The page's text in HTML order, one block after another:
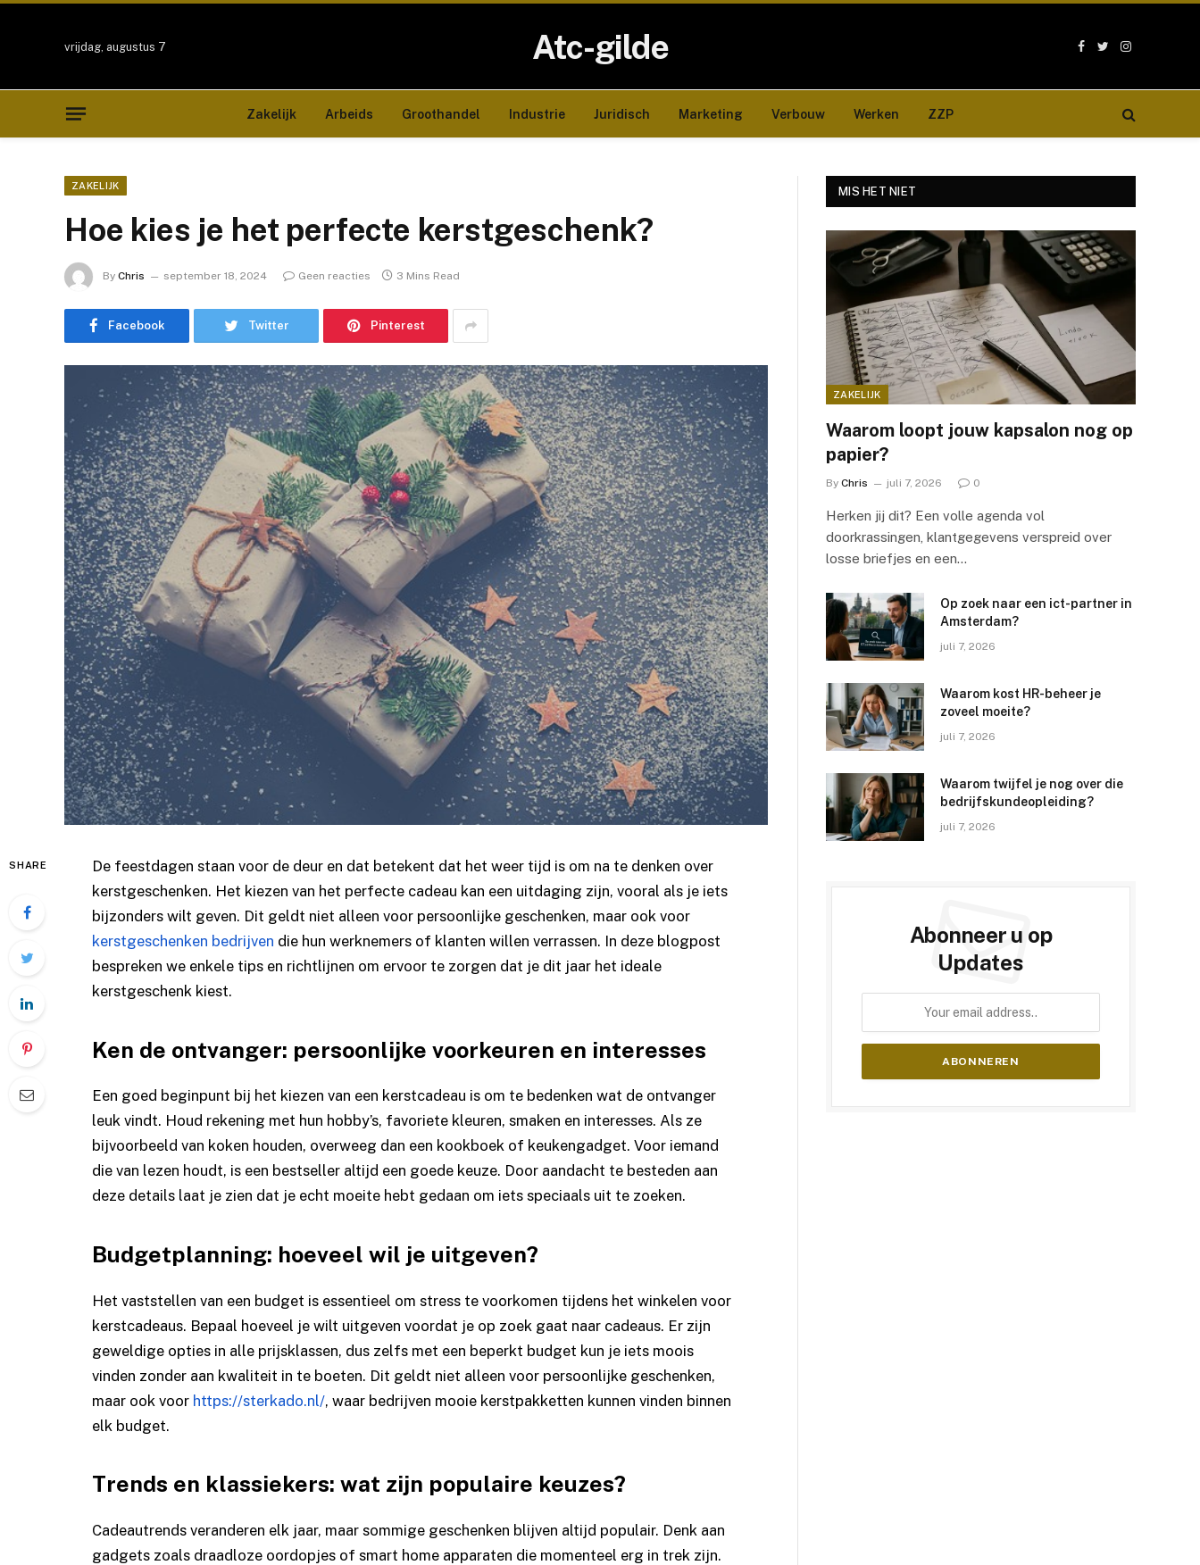
vrijdag, augustus 7 Atc-gilde Facebook
TwitterInstagram
Zakelijk Arbeids Groothandel Industrie Juridisch Marketing Verbouw Werken ZZP
ZAKELIJK
Hoe kies je het perfecte kerstgeschenk?
By Chris september 18, 2024 Geen reacties 3 Mins Read
Facebook Twitter Pinterest
SHARE
De feestdagen staan voor de deur en dat betekent dat het weer tijd is om na te denken over
kerstgeschenken. Het kiezen van het perfecte cadeau kan een uitdaging zijn, vooral als je iets
bijzonders wilt geven. Dit geldt niet alleen voor persoonlijke geschenken, maar ook voor
kerstgeschenken bedrijven die hun werknemers of klanten willen verrassen. In deze blogpost
bespreken we enkele tips en richtlijnen om ervoor te zorgen dat je dit jaar het ideale
kerstgeschenk kiest.
Ken de ontvanger: persoonlijke voorkeuren en interesses
Een goed beginpunt bij het kiezen van een kerstcadeau is om te bedenken wat de ontvanger
leuk vindt. Houd rekening met hun hobby’s, favoriete kleuren, smaken en interesses. Als ze
bijvoorbeeld van koken houden, overweeg dan een kookboek of keukengadget. Voor iemand
die van lezen houdt, is een bestseller altijd een goede keuze. Door aandacht te besteden aan
deze details laat je zien dat je echt moeite hebt gedaan om iets speciaals uit te zoeken.
Budgetplanning: hoeveel wil je uitgeven?
Het vaststellen van een budget is essentieel om stress te voorkomen tijdens het winkelen voor
kerstcadeaus. Bepaal hoeveel je wilt uitgeven voordat je op zoek gaat naar cadeaus. Er zijn
geweldige opties in alle prijsklassen, dus zelfs met een beperkt budget kun je iets moois
vinden zonder aan kwaliteit in te boeten. Dit geldt niet alleen voor persoonlijke geschenken,
maar ook voor https://sterkado.nl/, waar bedrijven mooie kerstpakketten kunnen vinden binnen
elk budget.
Trends en klassiekers: wat zijn populaire keuzes?
Cadeautrends veranderen elk jaar, maar sommige geschenken blijven altijd populair. Denk aan
gadgets zoals draadloze oordopjes of smart home apparaten die momenteel erg in trek zijn.
MIS HET NIET
ZAKELIJK
Waarom loopt jouw kapsalon nog op
papier?
By Chris juli 7, 2026 0
Herken jij dit? Een volle agenda vol
doorkrassingen, klantgegevens verspreid over
losse briefjes en een…
Op zoek naar een ict-partner in
Amsterdam?
juli 7, 2026
Waarom kost HR-beheer je
zoveel moeite?
juli 7, 2026
Waarom twijfel je nog over die
bedrijfskundeopleiding?
juli 7, 2026
Abonneer u op
Updates